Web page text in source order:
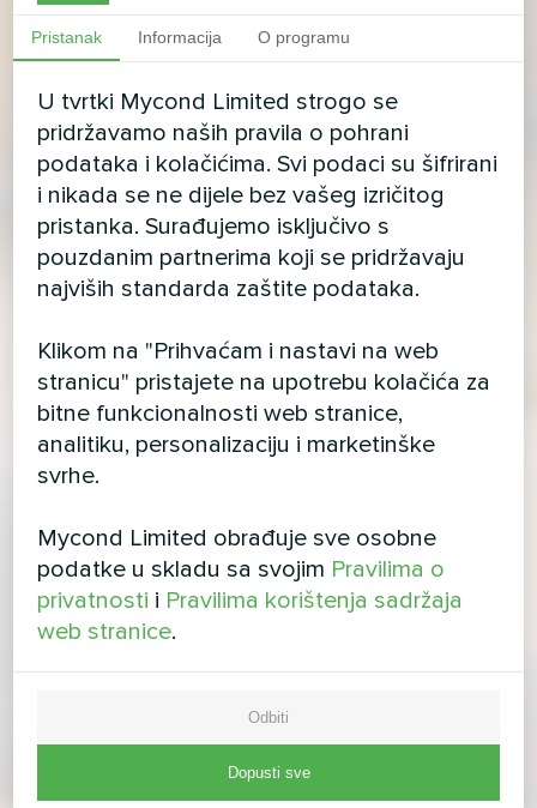
Pristanak Informacija O programu
U tvrtki Mycond Limited strogo se
pridržavamo naših pravila o pohrani
podataka i kolačićima. Svi podaci su šifrirani
i nikada se ne dijele bez vašeg izričitog
pristanka. Surađujemo isključivo s
pouzdanim partnerima koji se pridržavaju
najviših standarda zaštite podataka.
Klikom na "Prihvaćam i nastavi na web
stranicu" pristajete na upotrebu kolačića za
bitne funkcionalnosti web stranice,
analitiku, personalizaciju i marketinške
svrhe.
Mycond Limited obrađuje sve osobne
podatke u skladu sa svojim Pravilima o
privatnosti i Pravilima korištenja sadržaja
web stranice.
Odbiti
Dopusti sve